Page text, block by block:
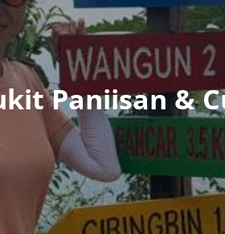
Paniisan &